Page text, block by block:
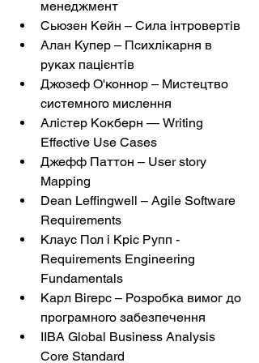
менеджмент
Сьюзен Кейн – Сила інтровертів
Алан Купер – Психлікарня в
руках пацієнтів
Джозеф О'коннор – Мистецтво
системного мислення
Алістер Кокберн — Writing
Effective Use Cases
Джефф Паттон – User story
Mapping
Dean Leffingwell – Agile Software
Requirements
Клаус Пол і Кріс Рупп -
Requirements Engineering
Fundamentals
Карл Вігерс – Розробка вимог до
програмного забезпечення
IIBA Global Business Analysis
Core Standard